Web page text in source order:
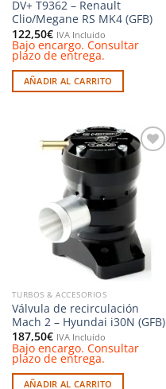
DV+ T9362 – Renault
Clio/Megane RS MK4 (GFB)
122,50€ IVA Incluido
Bajo encargo. Consultar
plazo de entrega.
AÑADIR AL CARRITO
Añadir
a la
lista de
deseos
TURBOS & ACCESORIOS
Válvula de recirculación
Mach 2 – Hyundai i30N (GFB)
187,50€ IVA Incluido
Bajo encargo. Consultar
plazo de entrega.
AÑADIR AL CARRITO